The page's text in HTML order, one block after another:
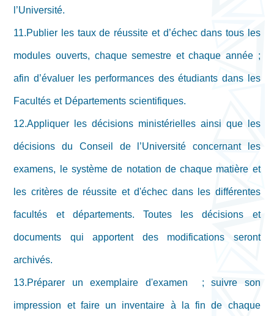
l’Université.
11.Publier les taux de réussite et d’échec dans tous les
modules ouverts, chaque semestre et chaque année ;
afin d’évaluer les performances des étudiants dans les
Facultés et Départements scientifiques.
12.Appliquer les décisions ministérielles ainsi que les
décisions du Conseil de l’Université concernant les
examens, le système de notation de chaque matière et
les critères de réussite et d'échec dans les différentes
facultés et départements. Toutes les décisions et
documents qui apportent des modifications seront
archivés.
13.Préparer un exemplaire d'examen ; suivre son
impression et faire un inventaire à la fin de chaque